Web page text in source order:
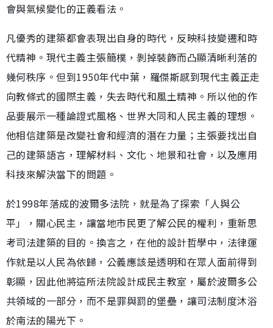
會與氣候變化的正義看法。
凡優秀的建築都會表現出自身的時代，反映科技變遷和時
代精神。現代主義主張簡樸，剝掉裝飾而凸顯清晰利落的
幾何秩序。但到1950年代中葉，羅傑斯感到現代主義正走
向教條式的國際主義，失去時代和風土精神。所以他的作
品要展示一種論證式風格、世界大同和人民主義的理想。
他相信建築是改變社會和經濟的潛在力量；主張要找出自
己的建築語言，理解材料、文化、地景和社會，以及應用
科技來解決當下的問題。
於1998年落成的波爾多法院，就是為了探索「人與公
平」，關心民主，讓當地市民更了解公民的權利，重新思
考司法建築的目的。換言之，在他的設計哲學中，法律運
作就是以人民為依歸，公義應該是透明和在眾人面前得到
彰顯，因此他將這所法院設計成民主教室，屬於波爾多公
共領域的一部分，而不是罪與罰的堡壘，讓司法制度沐浴
於南法的陽光下。